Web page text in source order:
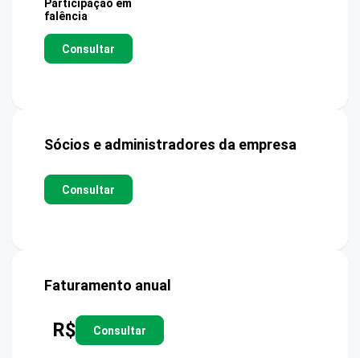
Participação em
falência
Consultar
Sócios e administradores da empresa
Consultar
Faturamento anual
R$ Consultar